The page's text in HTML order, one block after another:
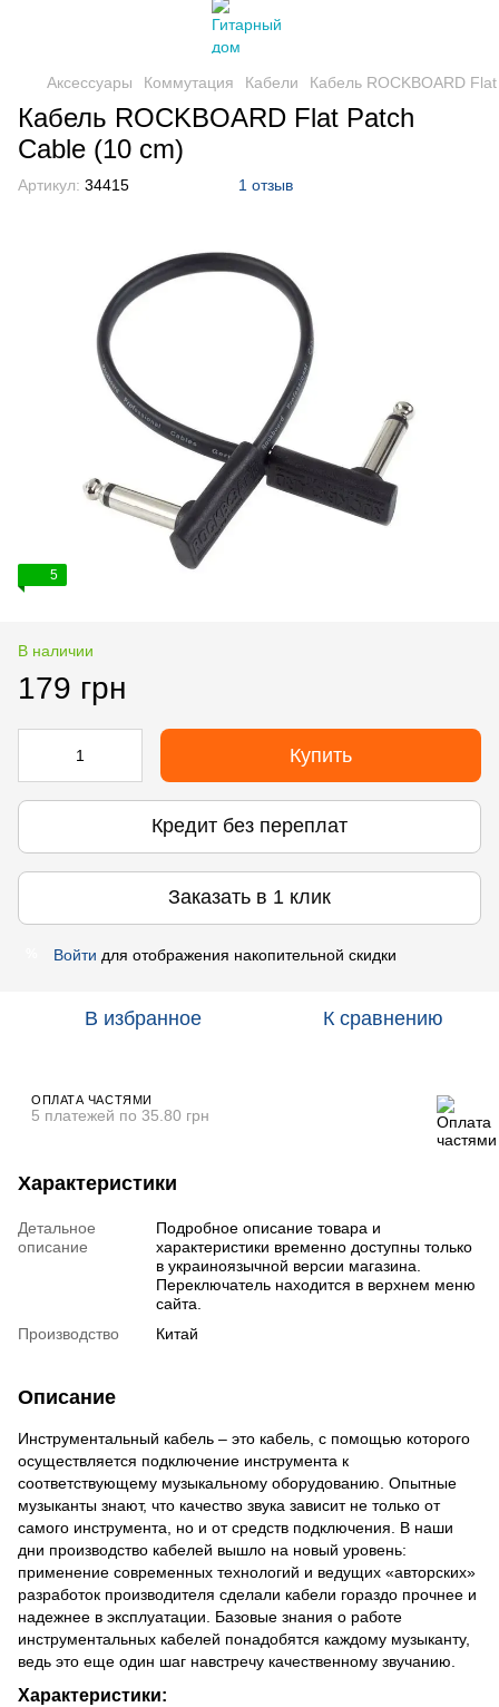
Аксессуары Коммутация Кабели Кабель ROCKBOARD
Кабель ROCKBOARD Flat Patch
Cable (10 cm)
Артикул: 34415 1 отзыв
5
В наличии
179 грн
Купить
Кредит без переплат
Заказать в 1 клик
Войти для отображения накопительной скидки
В избранное К сравнению
ОПЛАТА ЧАСТЯМИ
5 платежей по 35.80 грн
Характеристики
Детальное
описание
Подробное описание товара и
характеристики временно доступны только
в украиноязычной версии магазина.
Переключатель находится в верхнем меню
сайта.
Производство
Китай
Описание
Инструментальный кабель – это кабель, с помощью которого
осуществляется подключение инструмента к
соответствующему музыкальному оборудованию. Опытные
музыканты знают, что качество звука зависит не только от
самого инструмента, но и от средств подключения. В наши
дни производство кабелей вышло на новый уровень:
применение современных технологий и ведущих «авторских»
разработок производителя сделали кабели гораздо прочнее и
надежнее в эксплуатации. Базовые знания о работе
инструментальных кабелей понадобятся каждому музыканту,
ведь это еще один шаг навстречу качественному звучанию.
Характеристики: